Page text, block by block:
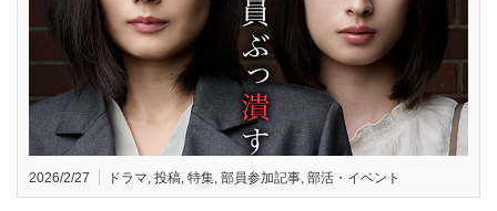
2026/2/27 ドラマ, 投稿, 特集, 部員参加記事, 部活・イベント